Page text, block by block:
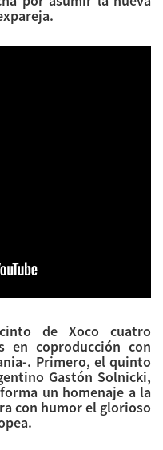
de Xoco cuatro
en coproducción con
. Primero, el quinto
Gastón Solnicki,
un homenaje a la
con humor el glorioso